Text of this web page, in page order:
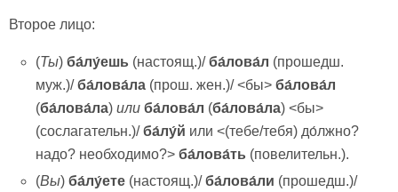
Второе лицо:
(Ты)ба́лу́ешь (настоящ.)/ба́лова́л (прошедш.
муж.)/ба́лова́ла (прош. жен.)/ <бы>ба́лова́л
(ба́лова́ла)или ба́лова́л (ба́лова́ла) <бы>
(сослагательн.)/ба́лу́й или <(тебе/тебя) до́лжно?
надо? необходимо?>ба́лова́ть (повелительн.).
(Вы)ба́лу́ете (настоящ.)/ба́лова́ли (прошедш.)/